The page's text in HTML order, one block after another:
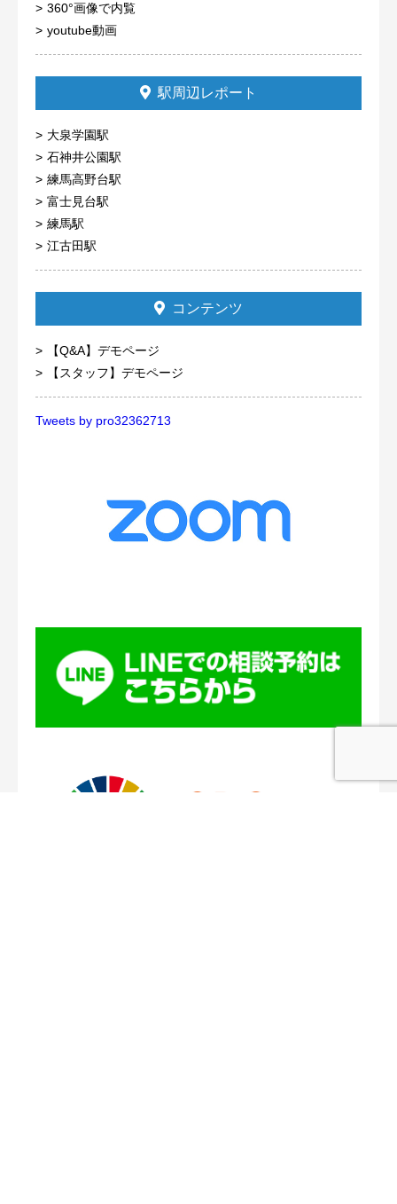
360°画像で内覧
youtube動画
駅周辺レポート
大泉学園駅
石神井公園駅
練馬高野台駅
富士見台駅
練馬駅
江古田駅
コンテンツ
【Q&A】デモページ
【スタッフ】デモページ
Tweets by pro32362713